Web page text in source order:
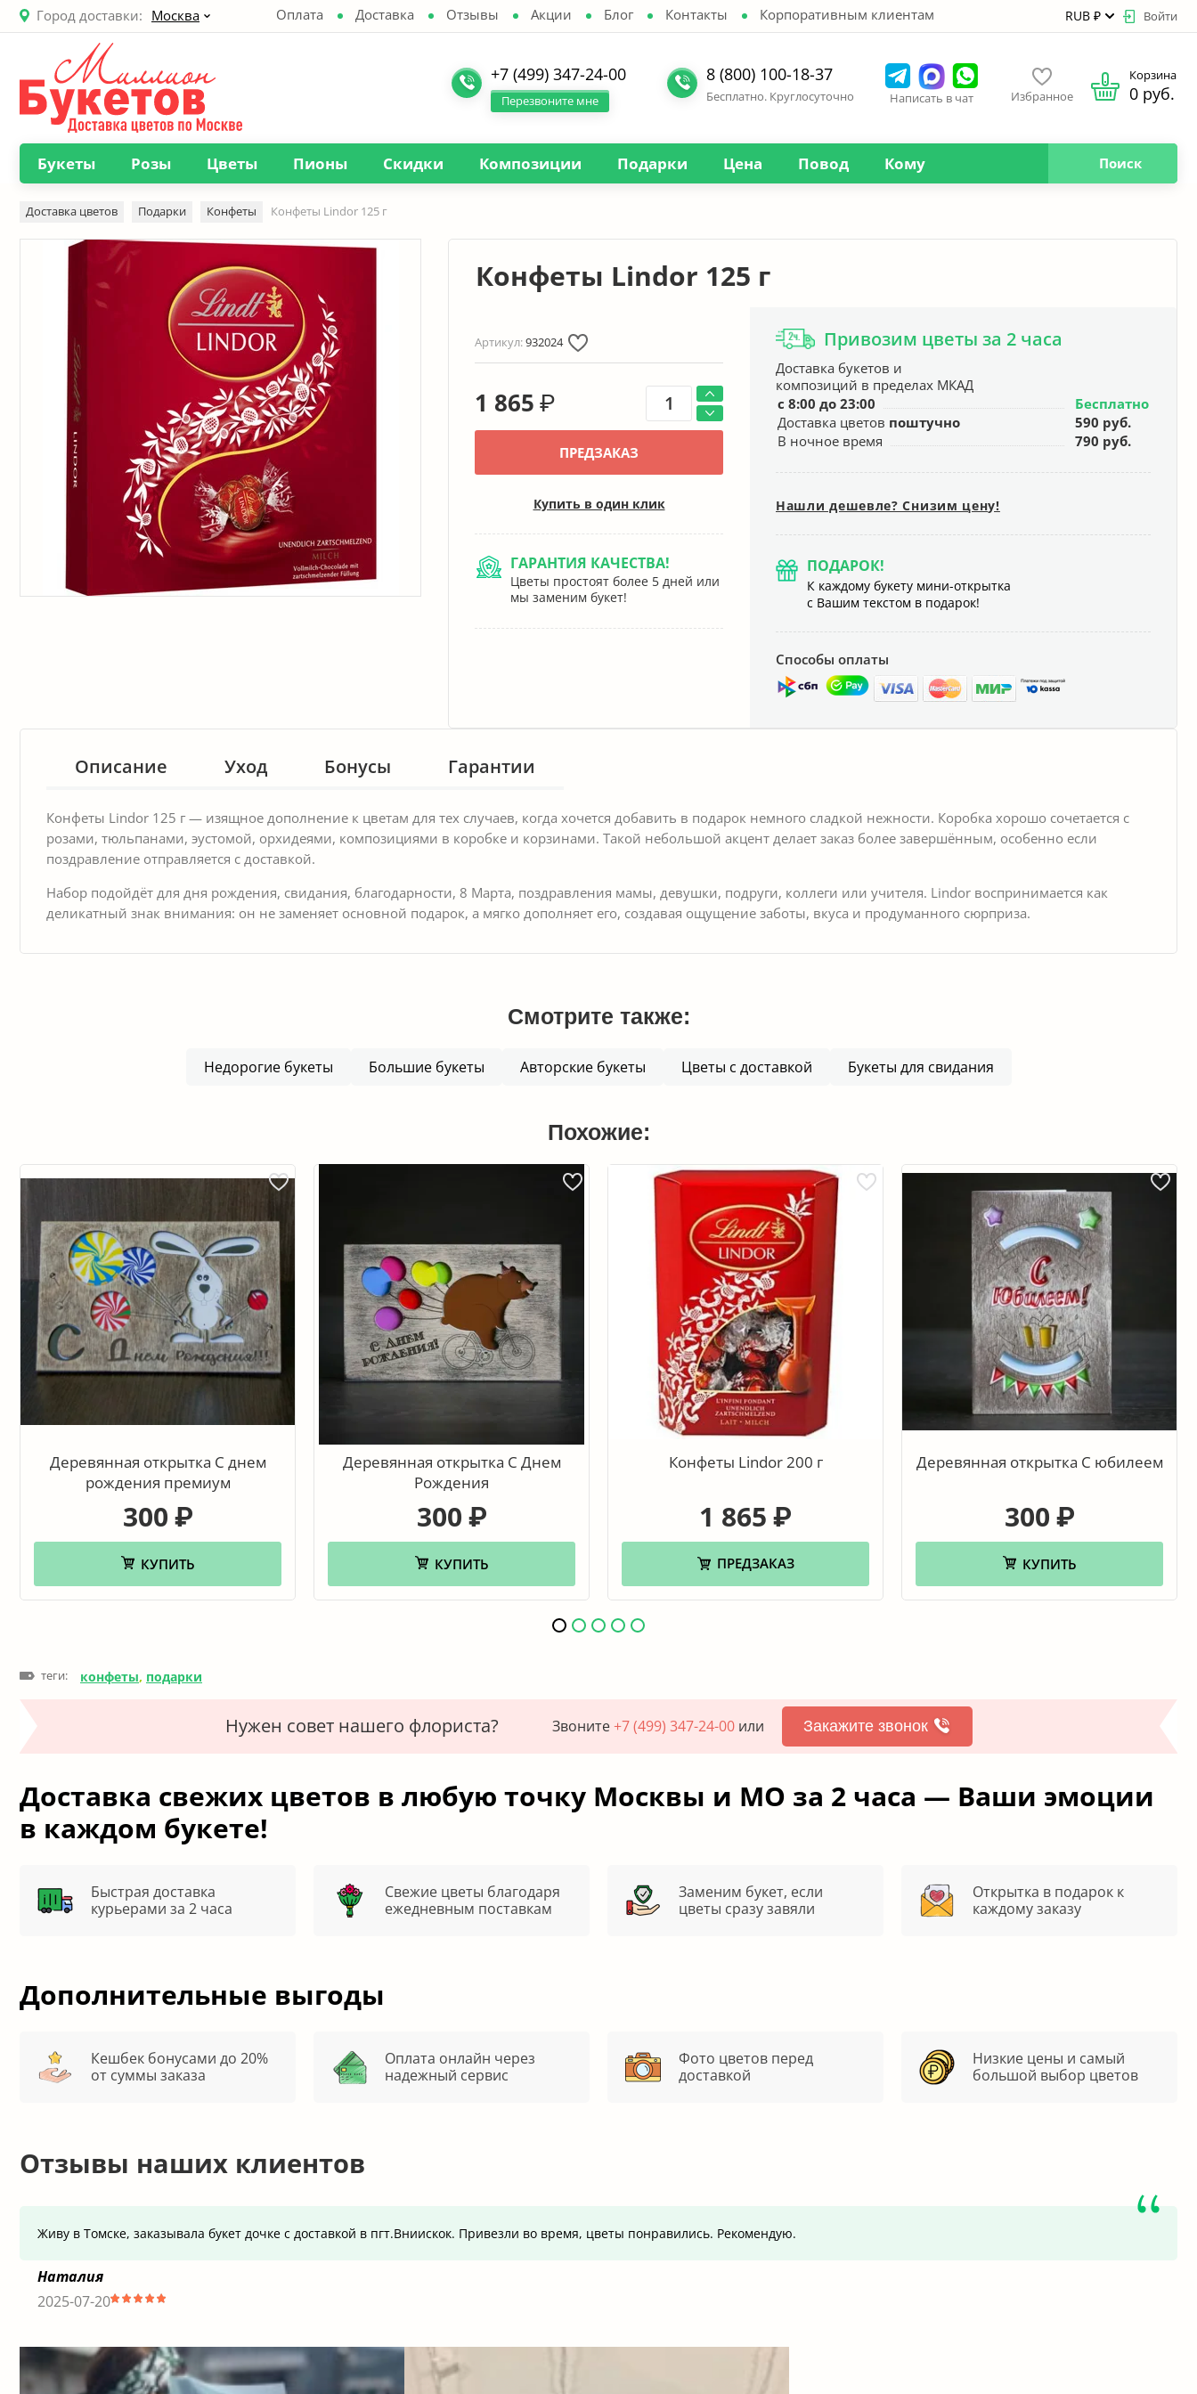
Оплата Доставка Отзывы Акции Блог Контакты Корпоративным клиентам
Город доставки: Москва RUB ₽ Войти
+7 (499) 347-24-00
Перезвоните мне
8 (800) 100-18-37
Бесплатно. Круглосуточно Написать в чат Избранное
Корзина
0 руб.
Букеты Розы Цветы Пионы Скидки Композиции Подарки Цена Повод Кому Поиск
Доставка цветов Подарки Конфеты Конфеты Lindor 125 г
Конфеты Lindor 125 г
Артикул:932024
1 865 ₽
ПРЕДЗАКАЗ
Купить в один клик
ГАРАНТИЯ КАЧЕСТВА!
Цветы простоят более 5 дней или
мы заменим букет!
Привозим цветы за 2 часа
Доставка букетов и
композиций в пределах МКАД
с 8:00 до 23:00
Бесплатно
Доставка цветов поштучно
590 руб.
В ночное время
790 руб.
Нашли дешевле? Снизим цену!
ПОДАРОК!
К каждому букету мини-открытка
с Вашим текстом в подарок!
Способы оплаты
Описание Уход Бонусы Гарантии
Конфеты Lindor 125 г — изящное дополнение к цветам для тех случаев, когда хочется добавить в подарок немного сладкой нежности. Коробка хорошо сочетается с
розами, тюльпанами, эустомой, орхидеями, композициями в коробке и корзинами. Такой небольшой акцент делает заказ более завершённым, особенно если
поздравление отправляется с доставкой.
Набор подойдёт для дня рождения, свидания, благодарности, 8 Марта, поздравления мамы, девушки, подруги, коллеги или учителя. Lindor воспринимается как
деликатный знак внимания: он не заменяет основной подарок, а мягко дополняет его, создавая ощущение заботы, вкуса и продуманного сюрприза.
Смотрите также:
Недорогие букеты Большие букеты Авторские букеты Цветы с доставкой Букеты для свидания
Похожие:
Деревянная открытка С днем
рождения премиум
300 ₽
КУПИТЬ
Деревянная открытка С Днем
Рождения
300 ₽
КУПИТЬ
Конфеты Lindor 200 г
1 865 ₽
ПРЕДЗАКАЗ
Деревянная открытка С юбилеем
300 ₽
КУПИТЬ
теги: конфеты, подарки
Нужен совет нашего флориста? Звоните+7 (499) 347-24-00или Закажите звонок
Доставка свежих цветов в любую точку Москвы и МО за 2 часа — Ваши эмоции
в каждом букете!
Быстрая доставка
курьерами за 2 часа
Свежие цветы благодаря
ежедневным поставкам
Заменим букет, если
цветы сразу завяли
Открытка в подарок к
каждому заказу
Дополнительные выгоды
Кешбек бонусами до 20%
от суммы заказа
Оплата онлайн через
надежный сервис
Фото цветов перед
доставкой
Низкие цены и самый
большой выбор цветов
Отзывы наших клиентов
Живу в Томске, заказывала букет дочке с доставкой в пгт.Вниискок. Привезли во время, цветы понравились. Рекомендую.
Наталия
2025-07-20